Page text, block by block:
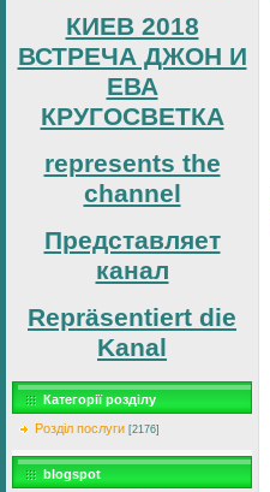
КИЕВ 2018
ВСТРЕЧА ДЖОН И
ЕВА
КРУГОСВЕТКА
represents the
channel
Представляет
канал
Repräsentiert die
Kanal
Категорії розділу
Розділ послуги [2176]
blogspot